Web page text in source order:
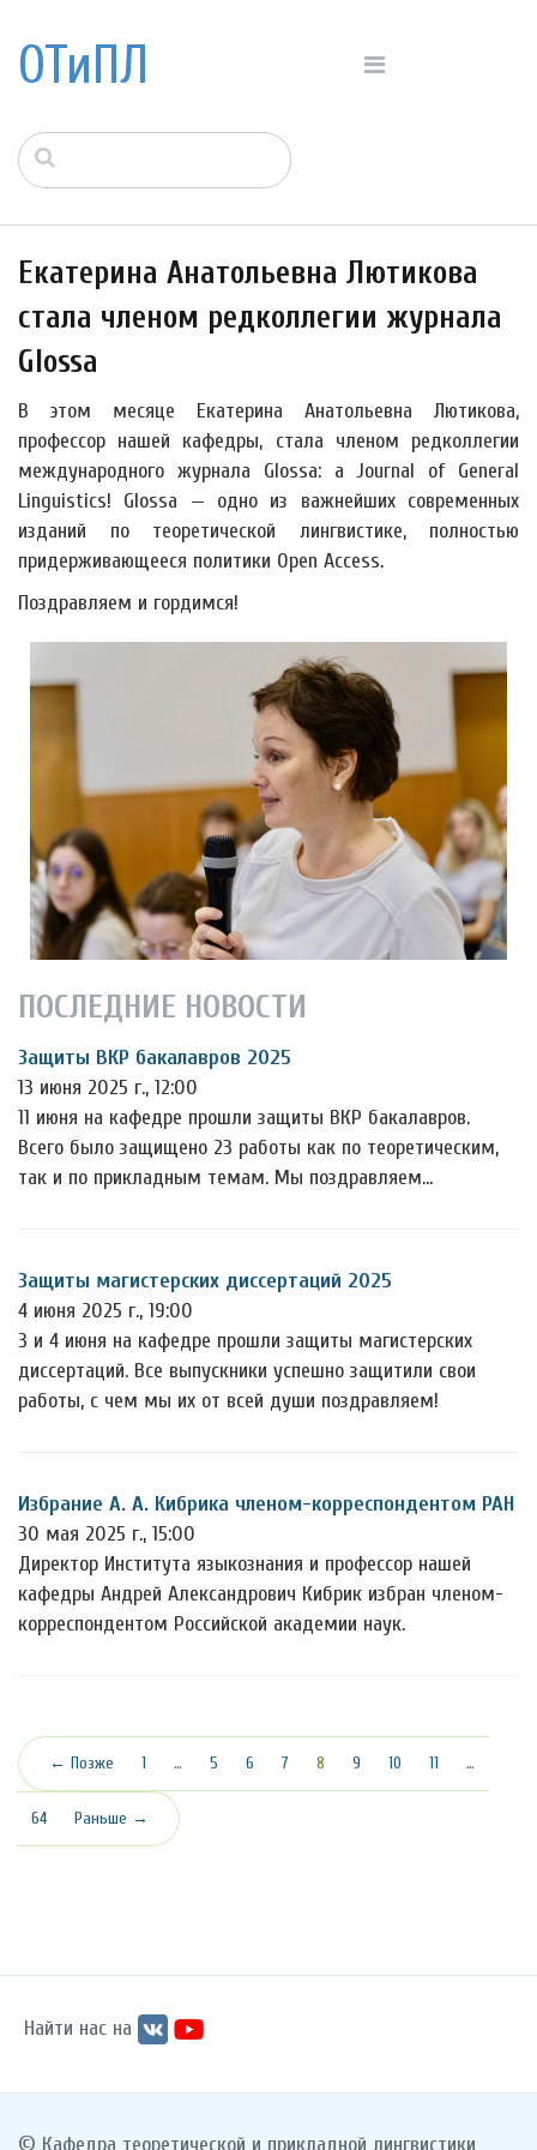
ОТиПЛ
Екатерина Анатольевна Лютикова
стала членом редколлегии журнала
Glossa
В этом месяце Екатерина Анатольевна Лютикова,
профессор нашей кафедры, стала членом редколлегии
международного журнала Glossa: a Journal of General
Linguistics! Glossa — одно из важнейших современных
изданий по теоретической лингвистике, полностью
придерживающееся политики Open Access.
Поздравляем и гордимся!
ПОСЛЕДНИЕ НОВОСТИ
Защиты ВКР бакалавров 2025
13 июня 2025 г., 12:00
11 июня на кафедре прошли защиты ВКР бакалавров.
Всего было защищено 23 работы как по теоретическим,
так и по прикладным темам. Мы поздравляем…
Защиты магистерских диссертаций 2025
4 июня 2025 г., 19:00
3 и 4 июня на кафедре прошли защиты магистерских
диссертаций. Все выпускники успешно защитили свои
работы, с чем мы их от всей души поздравляем!
Избрание А. А. Кибрика членом-корреспондентом РАН
30 мая 2025 г., 15:00
Директор Института языкознания и профессор нашей
кафедры Андрей Александрович Кибрик избран членом-
корреспондентом Российской академии наук.
← Позже 1 … 5 6 7 8 (текущая)
9 10 11 …
64 Раньше →
Найти нас на
© Кафедра теоретической и прикладной лингвистики